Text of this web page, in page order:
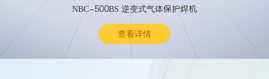
NBC-500BS 逆变式气体保护焊机
查看详情